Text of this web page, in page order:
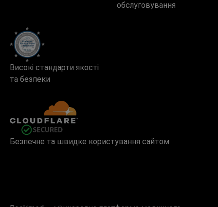
обслуговування
Високі стандарти якості
та безпеки
Безпечне та швидке користування сайтом